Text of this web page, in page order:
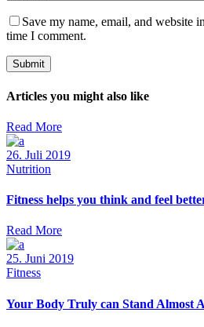
Save my name, email, and website
time I comment.
Submit
Articles you might also like
Read More
26. Juli 2019
Nutrition
Fitness helps you think and feel
Read More
25. Juni 2019
Fitness
Your Body Truly can Stand Almost